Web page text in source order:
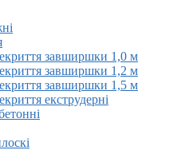
завширшки 1,0 м
завширшки 1,2 м
завширшки 1,5 м
екструдерні